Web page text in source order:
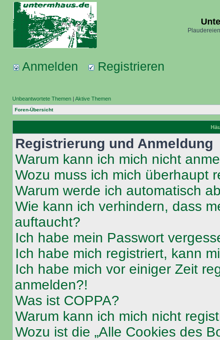
Anmelden Registrieren
Unbeantwortete Themen | Aktive Themen
Foren-Übersicht
Registrierung und Anmeldung
Warum kann ich mich nicht
Wozu muss ich mich überhaupt
Warum werde ich automatisch
Wie kann ich verhindern, dass
auftaucht?
Ich habe mein Passwort
Ich habe mich registriert, kann
Ich habe mich vor einiger Zeit
anmelden?!
Was ist COPPA?
Warum kann ich mich nicht
Wozu ist die „Alle Cookies des